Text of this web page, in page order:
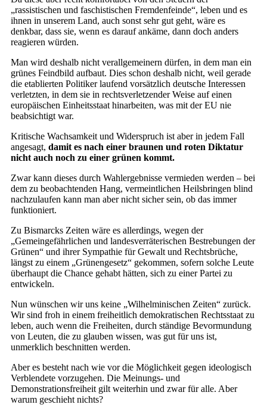
„rassistischen und faschistischen Fremdenfeinde“, leben und es
ihnen in unserem Land, auch sonst sehr gut geht, wäre es
denkbar, dass sie, wenn es darauf ankäme, dann doch anders
reagieren würden.
Man wird deshalb nicht verallgemeinern dürfen, in dem man ein
grünes Feindbild aufbaut. Dies schon deshalb nicht, weil gerade
die etablierten Politiker laufend vorsätzlich deutsche Interessen
verletzten, in dem sie in rechtsverletzender Weise auf einen
europäischen Einheitsstaat hinarbeiten, was mit der EU nie
beabsichtigt war.
Kritische Wachsamkeit und Widerspruch ist aber in jedem Fall
angesagt, damit es nach einer braunen und roten Diktatur
nicht auch noch zu einer grünen kommt.
Zwar kann dieses durch Wahlergebnisse vermieden werden – bei
dem zu beobachtenden Hang, vermeintlichen Heilsbringen blind
nachzulaufen kann man aber nicht sicher sein, ob das immer
funktioniert.
Zu Bismarcks Zeiten wäre es allerdings, wegen der
„Gemeingefährlichen und landesverräterischen Bestrebungen der
Grünen“ und ihrer Sympathie für Gewalt und Rechtsbrüche,
längst zu einem „Grünengesetz“ gekommen, sofern solche Leute
überhaupt die Chance gehabt hätten, sich zu einer Partei zu
entwickeln.
Nun wünschen wir uns keine „Wilhelminischen Zeiten“ zurück.
Wir sind froh in einem freiheitlich demokratischen Rechtsstaat zu
leben, auch wenn die Freiheiten, durch ständige Bevormundung
von Leuten, die zu glauben wissen, was gut für uns ist,
unmerklich beschnitten werden.
Aber es besteht nach wie vor die Möglichkeit gegen ideologisch
Verblendete vorzugehen. Die Meinungs- und
Demonstrationsfreiheit gilt weiterhin und zwar für alle. Aber
warum geschieht nichts?